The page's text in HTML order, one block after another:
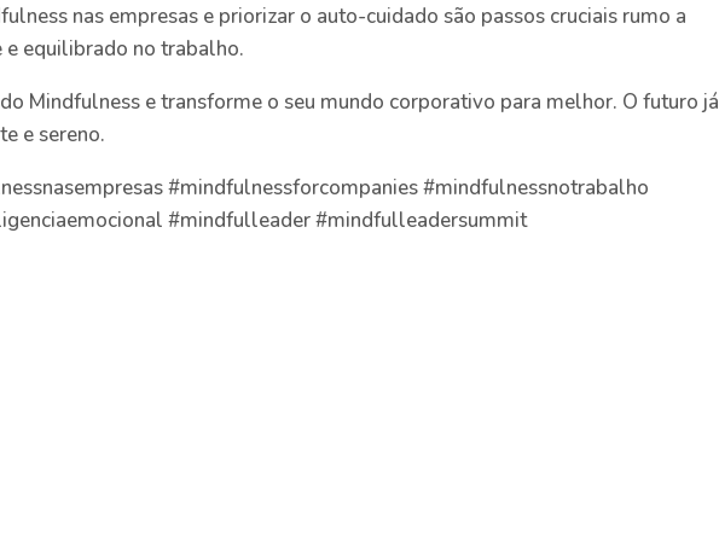
nas empresas e priorizar o auto-cuidado são passos cruciais rumo a
e equilibrado no trabalho.
Mindfulness e transforme o seu mundo corporativo para melhor. O futuro já
e sereno.
#mindfulnessforcompanies #mindfulnessnotrabalho
#mindfulleader #mindfulleadersummit